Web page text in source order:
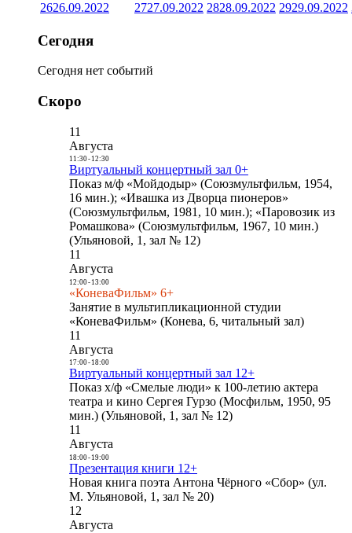
2626.09.2022 2727.09.2022 2828.09.2022 2929.09.2022
Сегодня
Сегодня нет событий
Скоро
11
Августа
11:30- 12:30
Виртуальный концертный зал 0+
Показ м/ф «Мойдодыр» (Союзмультфильм, 1954,
16 мин.); «Ивашка из Дворца пионеров»
(Союзмультфильм, 1981, 10 мин.); «Паровозик из
Ромашкова» (Союзмультфильм, 1967, 10 мин.)
(Ульяновой, 1, зал № 12)
11
Августа
12:00- 13:00
«КоневаФильм» 6+
Занятие в мультипликационной студии
«КоневаФильм» (Конева, 6, читальный зал)
11
Августа
17:00- 18:00
Виртуальный концертный зал 12+
Показ х/ф «Смелые люди» к 100-летию актера
театра и кино Сергея Гурзо (Мосфильм, 1950, 95
мин.) (Ульяновой, 1, зал № 12)
11
Августа
18:00- 19:00
Презентация книги 12+
Новая книга поэта Антона Чёрного «Сбор» (ул.
М. Ульяновой, 1, зал № 20)
12
Августа